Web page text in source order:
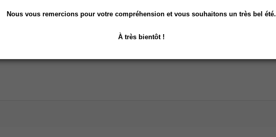
Nous vous remercions pour votre compréhension et vous souhaitons un très bel été.
À très bientôt !